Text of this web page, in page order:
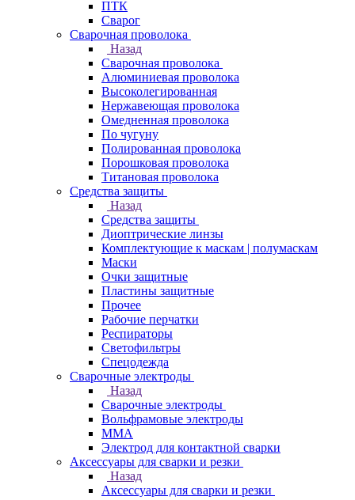
ПТК
Сварог
Сварочная проволока
Назад
Сварочная проволока
Алюминиевая проволока
Высоколегированная
Нержавеющая проволока
Омедненная проволока
По чугуну
Полированная проволока
Порошковая проволока
Титановая проволока
Средства защиты
Назад
Средства защиты
Диоптрические линзы
Комплектующие к маскам | полумаскам
Маски
Очки защитные
Пластины защитные
Прочее
Рабочие перчатки
Респираторы
Светофильтры
Спецодежда
Сварочные электроды
Назад
Сварочные электроды
Вольфрамовые электроды
ММА
Электрод для контактной сварки
Аксессуары для сварки и резки
Назад
Аксессуары для сварки и резки